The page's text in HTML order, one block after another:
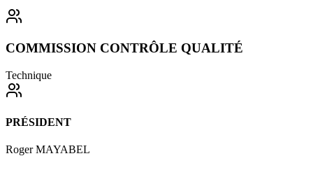
COMMISSION CONTRÔLE QUALITÉ
Technique
PRÉSIDENT
Roger MAYABEL